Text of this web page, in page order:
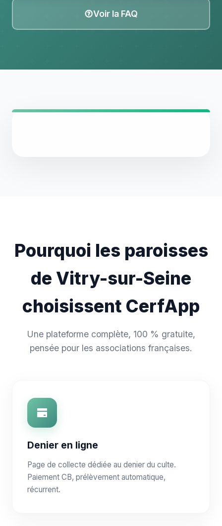
Voir la FAQ
Pourquoi les paroisses
de Vitry-sur-Seine
choisissent CerfApp
Une plateforme complète, 100 % gratuite,
pensée pour les associations françaises.
Denier en ligne
Page de collecte dédiée au denier du culte.
Paiement CB, prélèvement automatique,
récurrent.